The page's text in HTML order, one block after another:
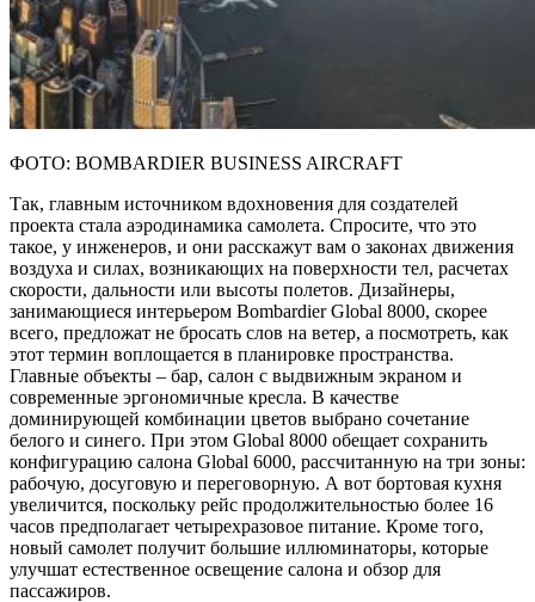
ФОТО: BOMBARDIER BUSINESS AIRCRAFT
Так, главным источником вдохновения для создателей
проекта стала аэродинамика самолета. Спросите, что это
такое, у инженеров, и они расскажут вам о законах движения
воздуха и силах, возникающих на поверхности тел, расчетах
скорости, дальности или высоты полетов. Дизайнеры,
занимающиеся интерьером Bombardier Global 8000, скорее
всего, предложат не бросать слов на ветер, а посмотреть, как
этот термин воплощается в планировке пространства.
Главные объекты – бар, салон с выдвижным экраном и
современные эргономичные кресла. В качестве
доминирующей комбинации цветов выбрано сочетание
белого и синего. При этом Global 8000 обещает сохранить
конфигурацию салона Global 6000, рассчитанную на три зоны:
рабочую, досуговую и переговорную. А вот бортовая кухня
увеличится, поскольку рейс продолжительностью более 16
часов предполагает четырехразовое питание. Кроме того,
новый самолет получит большие иллюминаторы, которые
улучшат естественное освещение салона и обзор для
пассажиров.